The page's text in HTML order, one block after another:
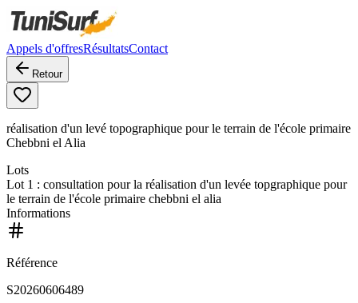
Appels d'offresRésultatsContact
Retour
réalisation d'un levé topographique pour le terrain de l'école primaire
Chebbni el Alia
Lots
Lot 1 : consultation pour la réalisation d'un levée topgraphique pour
le terrain de l'école primaire chebbni el alia
Informations
Référence
S20260606489